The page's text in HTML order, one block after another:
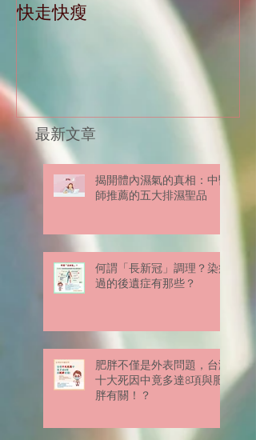
快走快瘦
最新文章
揭開體內濕氣的真相：中醫
師推薦的五大排濕聖品
何謂「長新冠」調理？染疫
過的後遺症有那些？
肥胖不僅是外表問題，台灣
十大死因中竟多達8項與肥
胖有關！？